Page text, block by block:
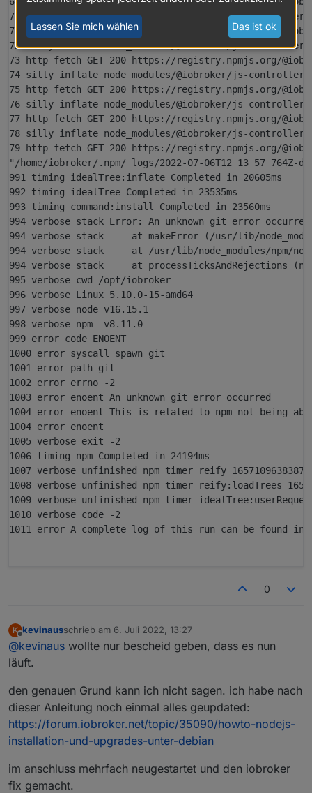
70 silly inflate node_modules/@iobroker/js-controller-
71 http fetch GET 200 https://registry.npmjs.org/
72 silly inflate node_modules/@iobroker/js-
73 http fetch GET 200 https://registry.npmjs.org/
74 silly inflate node_modules/@iobroker/js-controller-
75 http fetch GET 200 https://registry.npmjs.org/
76 silly inflate node_modules/@iobroker/js-controller-
77 http fetch GET 200 https://registry.npmjs.org/
78 silly inflate node_modules/@iobroker/js-controller-
79 http fetch GET 200 https://registry.npmjs.org/
"/home/iobroker/.npm/_logs/2022-07-
991 timing idealTree:inflate Completed in 20605ms
992 timing idealTree Completed in 23535ms
993 timing command:install Completed in 23560ms
994 verbose stack Error: An unknown git error occurred
994 verbose stack     at makeError (/usr/lib/
994 verbose stack     at /usr/lib/node_modules/npm/
994 verbose stack     at processTicksAndRejections
995 verbose cwd /opt/iobroker
996 verbose Linux 5.10.0-15-amd64
997 verbose node v16.15.1
998 verbose npm  v8.11.0
999 error code ENOENT
1000 error syscall spawn git
1001 error path git
1002 error errno -2
1003 error enoent An unknown git error occurred
1004 error enoent This is related to npm not being
1004 error enoent
1005 verbose exit -2
1006 timing npm Completed in 24194ms
1007 verbose unfinished npm timer reify 1657109638387
1008 verbose unfinished npm timer reify:loadTrees
1009 verbose unfinished npm timer
1010 verbose code -2
1011 error A complete log of this run can be found in:
0
K
Offline
kevinausschrieb am 6. Juli 2022, 13:27
zuletzt editiert von
@kevinaus wollte nur bescheid geben, dass es nun
läuft.
den genauen Grund kann ich nicht sagen. ich habe nach
dieser Anleitung noch einmal alles geupdated:
https://forum.iobroker.net/topic/35090/howto-nodejs-
installation-und-upgrades-unter-debian
im anschluss mehrfach neugestartet und den iobroker
fix gemacht.
Lassen Sie mich wählen Das ist ok